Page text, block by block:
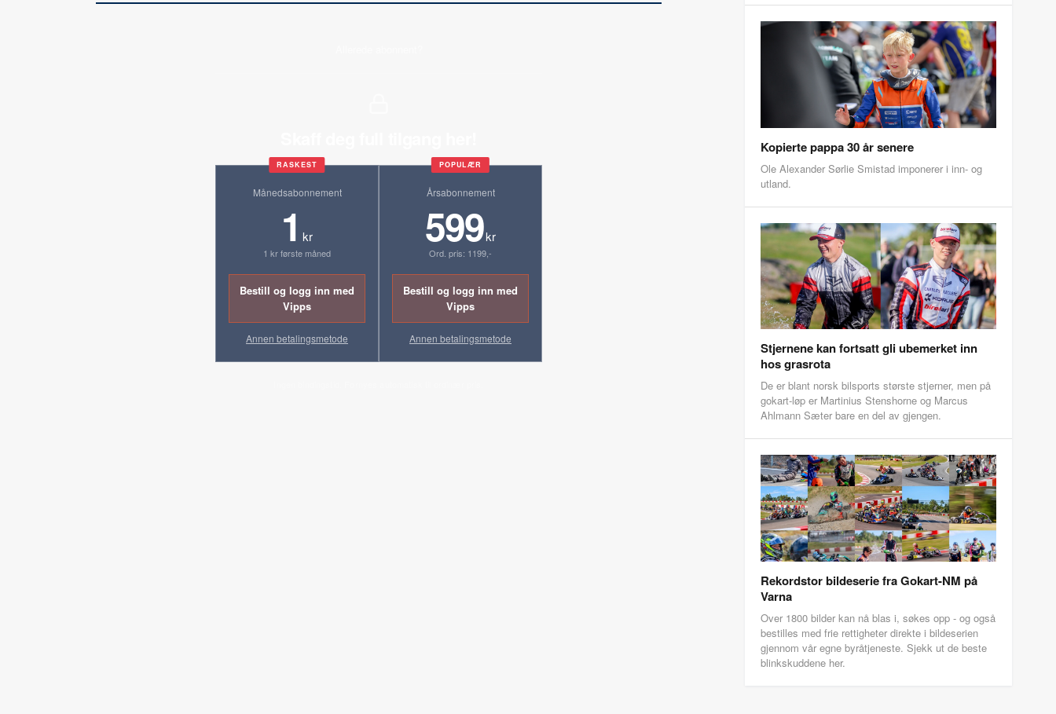
RASKEST
Månedsabonnement
1 kr
1 kr første måned
Bestill og logg inn med
Vipps
Annen betalingsmetode
POPULÆR
Årsabonnement
599kr
Ord. pris: 1199,-
Bestill og logg inn med
Vipps
Annen betalingsmetode
Kopierte pappa 30 år senere
Ole Alexander Sørlie Smistad imponerer i inn- og
utland.
Stjernene kan fortsatt gli ubemerket inn
hos grasrota
De er blant norsk bilsports største stjerner, men på
gokart-løp er Martinius Stenshorne og Marcus
Ahlmann Sæter bare en del av gjengen.
Rekordstor bildeserie fra Gokart-NM på
Varna
Over 1800 bilder kan nå blas i, søkes opp - og også
bestilles med frie rettigheter direkte i bildeserien
gjennom vår egne byråtjeneste. Sjekk ut de beste
blinkskuddene her.